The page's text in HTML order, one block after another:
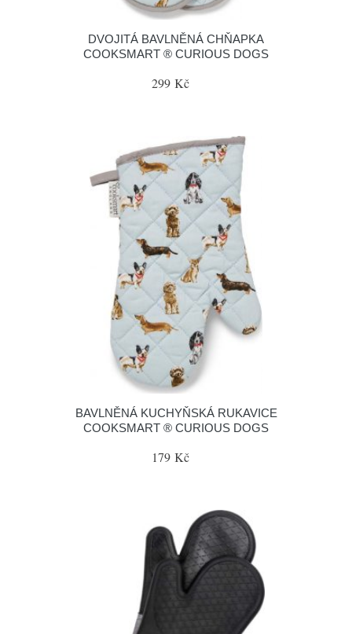
DVOJITÁ BAVLNĚNÁ CHŇAPKA
COOKSMART ® CURIOUS DOGS
299 Kč
BAVLNĚNÁ KUCHYŇSKÁ RUKAVICE
COOKSMART ® CURIOUS DOGS
179 Kč